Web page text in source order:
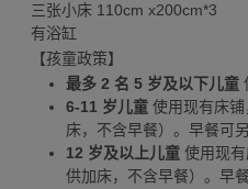
三张小床 110cm x200cm*3
有浴缸
【孩童政策】
最多 2 名 5 岁及以下儿童
6-11 岁儿童 使用现有床
床，不含早餐）。早餐可
12 岁及以上儿童 使用现
供加床，不含早餐）。早